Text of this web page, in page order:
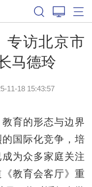
专访北京市
马德玲
11-18 15:43:57
育的形态与边界
国际化竞争，培
为众多家庭关注
教育会客厅》重